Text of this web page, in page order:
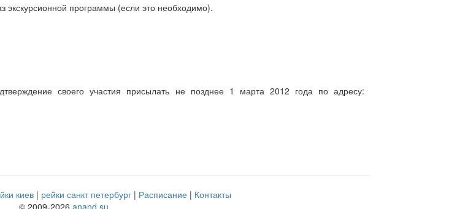
экскурсионной программы (если это необходимо).
своего участия присылать не позднее 1 марта 2012 года по адресу:
киев рейки санкт петербург Расписание
Контакты
© 2009-2026 anand.su